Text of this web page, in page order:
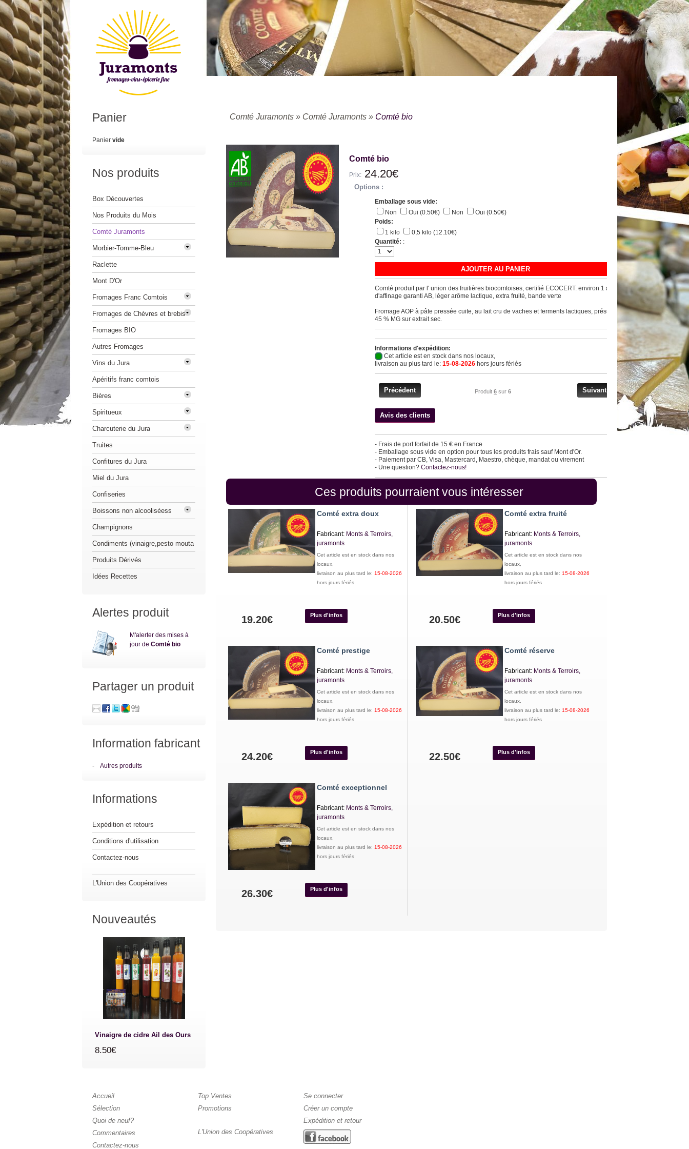
Comté Juramonts » Comté Juramonts » Comté bio
Comté bio
Prix: 24.20€
Options :
Emballage sous vide:
Non
Oui (0.50€) Non
Oui (0.50€)
Poids:
1 kilo
0,5 kilo (12.10€)
Quantité: :
AJOUTER AU PANIER
Comté produit par l' union des fruitières biocomtoises, certifié ECOCERT. environ 1 an
d'affinage garanti AB, léger arôme lactique, extra fruité, bande verte
Fromage AOP à pâte pressée cuite, au lait cru de vaches et ferments lactiques, présure
45 % MG sur extrait sec.
Informations d'expédition:
Cet article est en stock dans nos locaux,
livraison au plus tard le: 15-08-2026 hors jours fériés
Précédent Suivant
Produit 6 sur 6
Avis des clients
- Frais de port forfait de 15 € en France
- Emballage sous vide en option pour tous les produits frais sauf Mont d'Or.
- Paiement par CB, Visa, Mastercard, Maestro, chèque, mandat ou virement
- Une question? Contactez-nous!
Ces produits pourraient vous intéresser
Comté extra doux
Fabricant: Monts & Terroirs,
juramonts
Cet article est en stock dans nos
locaux,
livraison au plus tard le: 15-08-2026
hors jours fériés
19.20€ Plus d'infos
Comté extra fruité
Fabricant: Monts & Terroirs,
juramonts
Cet article est en stock dans nos
locaux,
livraison au plus tard le: 15-08-2026
hors jours fériés
20.50€ Plus d'infos
Comté prestige
Fabricant: Monts & Terroirs,
juramonts
Cet article est en stock dans nos
locaux,
livraison au plus tard le: 15-08-2026
hors jours fériés
24.20€ Plus d'infos
Comté réserve
Fabricant: Monts & Terroirs,
juramonts
Cet article est en stock dans nos
locaux,
livraison au plus tard le: 15-08-2026
hors jours fériés
22.50€ Plus d'infos
Comté exceptionnel
Fabricant: Monts & Terroirs,
juramonts
Cet article est en stock dans nos
locaux,
livraison au plus tard le: 15-08-2026
hors jours fériés
26.30€ Plus d'infos
Panier
Panier vide
Nos produits
Box Découvertes
Nos Produits du Mois
Comté Juramonts
Morbier-Tomme-Bleu
Raclette
Mont D'Or
Fromages Franc Comtois
Fromages de Chèvres et brebis
Fromages BIO
Autres Fromages
Vins du Jura
Apéritifs franc comtois
Bières
Spiritueux
Charcuterie du Jura
Truites
Confitures du Jura
Miel du Jura
Confiseries
Boissons non alcooliséess
Champignons
Condiments (vinaigre,pesto mouta
Produits Dérivés
Idées Recettes
Alertes produit
M'alerter des mises à
jour de Comté bio
Partager un produit
Information fabricant
- Autres produits
Informations
Expédition et retours
Conditions d'utilisation
Contactez-nous
L'Union des Coopératives
Nouveautés
Vinaigre de cidre Ail des Ours
8.50€
Accueil
Sélection
Quoi de neuf?
Commentaires
Contactez-nous
Top Ventes
Promotions
L'Union des Coopératives
Se connecter
Créer un compte
Expédition et retour